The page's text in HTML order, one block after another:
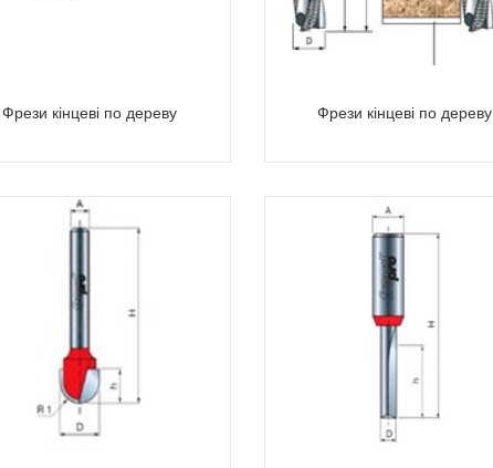
Фрези кінцеві по дереву Фрези кінцеві по дереву